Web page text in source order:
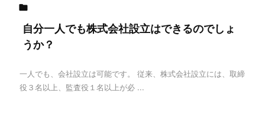

自分一人でも株式会社設立はできるのでしょ
うか？
一人でも、会社設立は可能です。 従来、株式会社設立には、取締
役３名以上、監査役１名以上が必 ...